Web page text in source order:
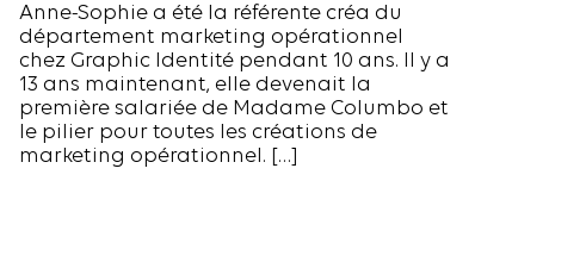
Anne-Sophie a été la référente créa du
département marketing opérationnel
chez Graphic Identité pendant 10 ans. Il y a
13 ans maintenant, elle devenait la
première salariée de Madame Columbo et
le pilier pour toutes les créations de
marketing opérationnel. […]